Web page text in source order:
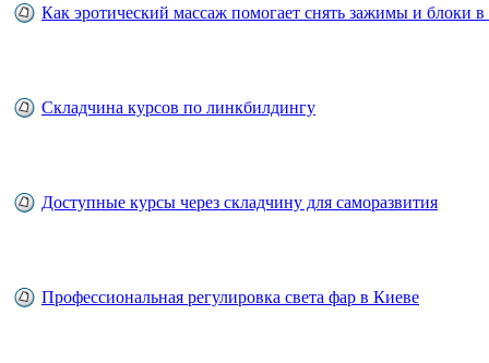
Как эротический массаж помогает снять зажимы и блоки в
Складчина курсов по линкбилдингу
Доступные курсы через складчину для саморазвития
Профессиональная регулировка света фар в Киеве